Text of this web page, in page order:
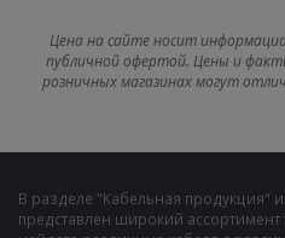
Цена на сайте носит
публичной офертой. Цены и
розничных магазинах могут
В разделе "Кабельная продукция"
представлен широкий